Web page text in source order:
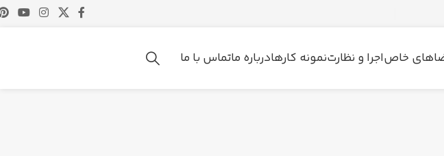
خاصاجرا و نظارتنمونه کارهادرباره ماتماس با ما